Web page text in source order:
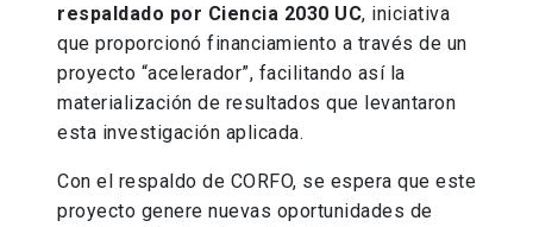
respaldado por Ciencia 2030 UC, iniciativa
que proporcionó financiamiento a través de un
proyecto “acelerador”, facilitando así la
materialización de resultados que levantaron
esta investigación aplicada.
Con el respaldo de CORFO, se espera que este
proyecto genere nuevas oportunidades de